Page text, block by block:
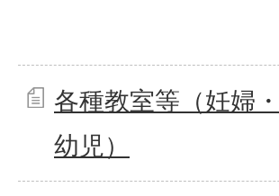
各種教室等（妊婦
幼児）